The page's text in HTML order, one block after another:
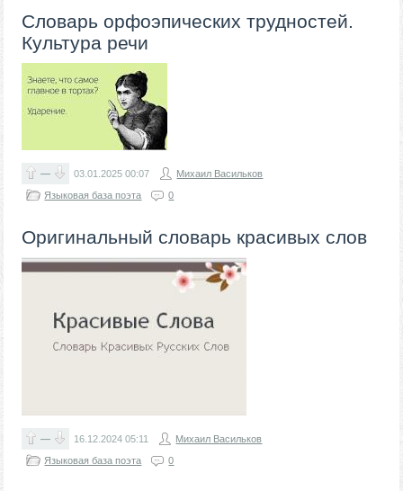
Словарь орфоэпических трудностей.
Культура речи
— 03.01.202500:07
Михаил Васильков
Языковая база поэта
0
Оригинальный словарь красивых слов
— 16.12.202405:11
Михаил Васильков
Языковая база поэта
0